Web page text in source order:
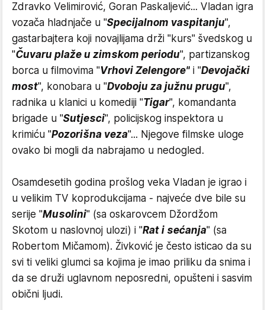
Zdravko Velimirović, Goran Paskaljević... Vladan igra
vozača hladnjače u "Specijalnom vaspitanju",
gastarbajtera koji novajlijama drži "kurs" švedskog u
"Čuvaru plaže u zimskom periodu", partizanskog
borca u filmovima "Vrhovi Zelengore" i "Devojački
most", konobara u "Dvoboju za južnu prugu",
radnika u klanici u komediji "Tigar", komandanta
brigade u "Sutjesci", policijskog inspektora u
krimiću "Pozorišna veza"... Njegove filmske uloge
ovako bi mogli da nabrajamo u nedogled.
Osamdesetih godina prošlog veka Vladan je igrao i
u velikim TV koprodukcijama - najveće dve bile su
serije "Musolini" (sa oskarovcem Džordžom
Skotom u naslovnoj ulozi) i "Rat i sećanja" (sa
Robertom Mičamom). Živković je često isticao da su
svi ti veliki glumci sa kojima je imao priliku da snima i
da se druži uglavnom neposredni, opušteni i sasvim
obični ljudi.